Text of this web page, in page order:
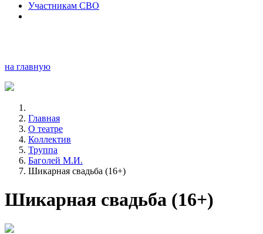
Участникам СВО
на главную
Главная
О театре
Коллектив
Труппа
Баголей М.И.
Шикарная свадьба (16+)
Шикарная свадьба (16+)